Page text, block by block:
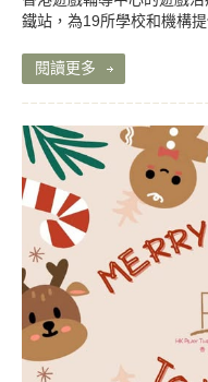
鐵站，為19所學校和機構
閱讀更多